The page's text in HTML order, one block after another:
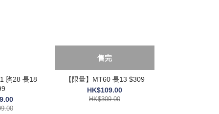
胸28 長18
售完
【限量】MT60 長13 $309
HK$109.00
HK$309.00